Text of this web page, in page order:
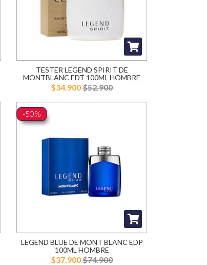
TESTER LEGEND SPIRIT DE
MONTBLANC EDT 100ML HOMBRE
$34.900$52.900
-50%
LEGEND BLUE DE MONT BLANC EDP
100ML HOMBRE
$37.900$74.900